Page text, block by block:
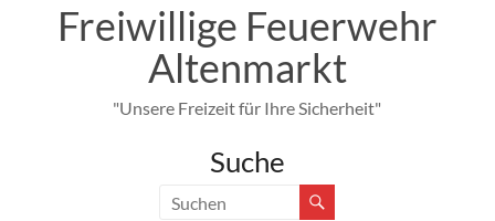
Freiwillige Feuerwehr
Altenmarkt
"Unsere Freizeit für Ihre Sicherheit"
Suche